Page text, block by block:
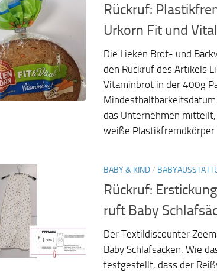
Rückruf:
Urkorn Fit und
Die Lieken Brot- und
den Rückruf des Artikels
Vitaminbrot in der 400g
das Unternehmen
weiße Plastikfremdkörper
BABY & KIND/
Rückruf:
ruft Baby
Der Textildiscounter
Baby Schlafsäcken. Wie
festgestellt, dass der